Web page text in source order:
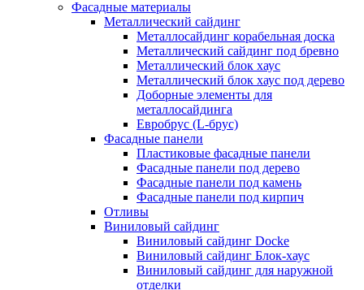
Фасадные материалы
Металлический сайдинг
Металлосайдинг корабельная доска
Металлический сайдинг под бревно
Металлический блок хаус
Металлический блок хаус под дерево
Доборные элементы для
металлосайдинга
Евробрус (L-брус)
Фасадные панели
Пластиковые фасадные панели
Фасадные панели под дерево
Фасадные панели под камень
Фасадные панели под кирпич
Отливы
Виниловый сайдинг
Виниловый сайдинг Docke
Виниловый сайдинг Блок-хаус
Виниловый сайдинг для наружной
отделки